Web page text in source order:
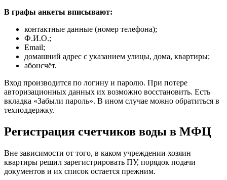
В графы анкеты вписывают:
контактные данные (номер телефона);
Ф.И.О.;
Email;
домашний адрес с указанием улицы, дома, квартиры;
абонсчёт.
Вход производится по логину и паролю. При потере
авторизационных данных их возможно восстановить. Есть
вкладка «Забыли пароль». В ином случае можно обратиться в
техподдержку.
Регистрация счетчиков воды в МФЦ
Вне зависимости от того, в каком учреждении хозяин
квартиры решил зарегистрировать ПУ, порядок подачи
документов и их список остается прежним.